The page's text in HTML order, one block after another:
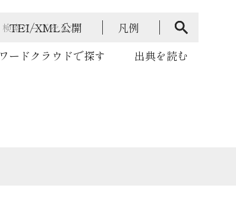
TEI/XML公開
凡例
ワードクラウドで探す 出典を読む